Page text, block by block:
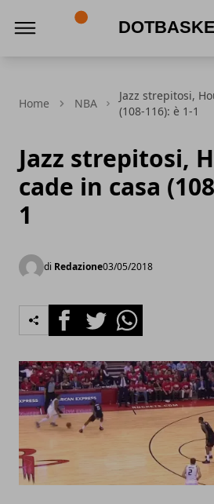
Home NBA
Jazz strepitosi,
(108-116): è 1-1
Jazz strepitosi,
cade in casa
1
di Redazione03/05/2018
FacebookTwitterWhatsapp